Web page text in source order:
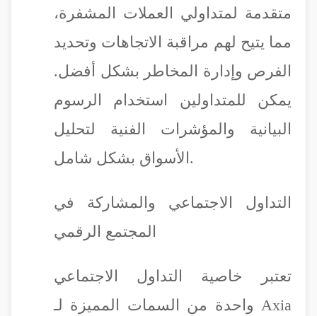
متقدمة لمتداولي العملات المشفرة،
مما يتيح لهم مراقبة الاتجاهات وتحديد
الفرص وإدارة المخاطر بشكل أفضل.
يمكن للمتداولين استخدام الرسوم
البيانية والمؤشرات الفنية لتحليل
الأسواق بشكل شامل.
التداول الاجتماعي والمشاركة في
المجتمع الرقمي
تعتبر خاصية التداول الاجتماعي
واحدة من السمات المميزة لـ Axia